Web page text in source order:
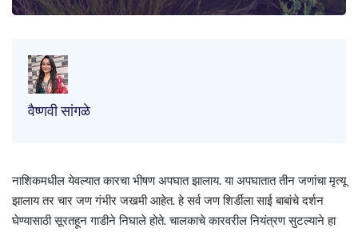
वैष्णवी सांगळे
नाशिकमधील येवल्यात कारचा भीषण अपघात झालाय. या अपघातात तीन जणांचा मृत्यू
झालाय तर चार जण गंभीर जखमी आहेत. हे सर्व जण शिर्डीला साई बाबांचे दर्शन
घेण्यासाठी सूरतहून गाडीने निघाले होते. चालकाचे कारवरील नियंत्रण सुटल्याने हा